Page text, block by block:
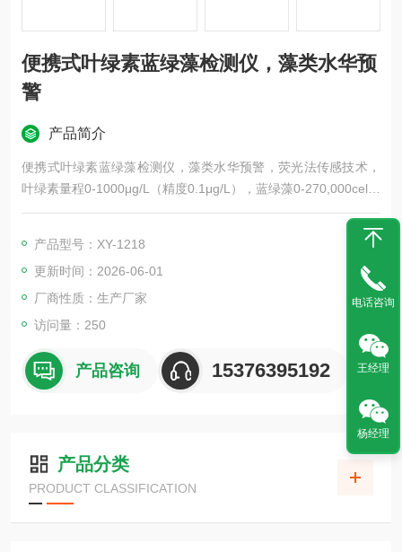
便携式叶绿素蓝绿藻检测仪，藻类水华预
警
产品简介
便携式叶绿素蓝绿藻检测仪，藻类水华预警，荧光法传感技术，
叶绿素量程0-1000μg/L（精度0.1μg/L），蓝绿藻0-270,000cells/
mL
产品型号：XY-1218
更新时间：2026-06-01
厂商性质：生产厂家
访问量：250
产品咨询 15376395192
产品分类
PRODUCT CLASSIFICATION
电话咨询
王经理
杨经理